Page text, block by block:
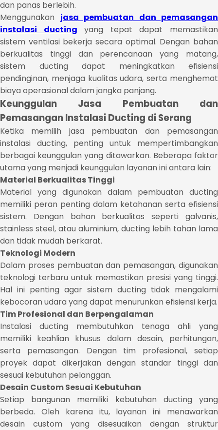
dan panas berlebih.
Menggunakan jasa pembuatan dan pemasangan
instalasi ducting yang tepat dapat memastikan
sistem ventilasi bekerja secara optimal. Dengan bahan
berkualitas tinggi dan perencanaan yang matang,
sistem ducting dapat meningkatkan efisiensi
pendinginan, menjaga kualitas udara, serta menghemat
biaya operasional dalam jangka panjang.
Keunggulan Jasa Pembuatan dan
Pemasangan Instalasi Ducting di Serang
Ketika memilih jasa pembuatan dan pemasangan
instalasi ducting, penting untuk mempertimbangkan
berbagai keunggulan yang ditawarkan. Beberapa faktor
utama yang menjadi keunggulan layanan ini antara lain:
Material Berkualitas Tinggi
Material yang digunakan dalam pembuatan ducting
memiliki peran penting dalam ketahanan serta efisiensi
sistem. Dengan bahan berkualitas seperti galvanis,
stainless steel, atau aluminium, ducting lebih tahan lama
dan tidak mudah berkarat.
Teknologi Modern
Dalam proses pembuatan dan pemasangan, digunakan
teknologi terbaru untuk memastikan presisi yang tinggi.
Hal ini penting agar sistem ducting tidak mengalami
kebocoran udara yang dapat menurunkan efisiensi kerja.
Tim Profesional dan Berpengalaman
Instalasi ducting membutuhkan tenaga ahli yang
memiliki keahlian khusus dalam desain, perhitungan,
serta pemasangan. Dengan tim profesional, setiap
proyek dapat dikerjakan dengan standar tinggi dan
sesuai kebutuhan pelanggan.
Desain Custom Sesuai Kebutuhan
Setiap bangunan memiliki kebutuhan ducting yang
berbeda. Oleh karena itu, layanan ini menawarkan
desain custom yang disesuaikan dengan struktur